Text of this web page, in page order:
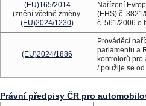
(EU)165/2014
(znění včetně změny
(EU)2024/1230)
Nařízení
(EHS) č.
č. 561/2006 o
(EU)2024/1886
Prováděcí
parlamentu a
kontrolorů
/ použije se
Právní předpisy ČR pro